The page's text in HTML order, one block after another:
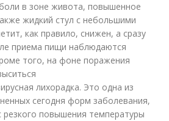
в зоне живота, повышенное
жидкий стул с небольшими
как правило, снижен, а сразу
приема пищи наблюдаются
того, на фоне поражения
лихорадка. Это одна из
сегодня форм заболевания,
резкого повышения температуры